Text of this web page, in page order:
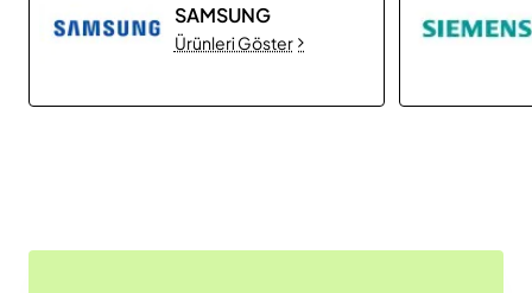
SAMSUNG
Ürünleri Göster